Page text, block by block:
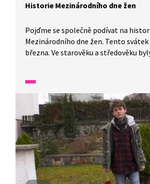
Historie Mezinárodního dne žen
Pojďme se společně podívat na
Mezinárodního dne žen. Tento svátek
března. Ve starověku a středověku
a techniky se společnost začala měnit.
v oblasti ženských práv urychlila
válka, protože ženy nahradily
ve spoustě rolí a dokázaly tak, že
schopné jako oni. I dnes je ale na
míst, kde se ženám jejich práv
za ženská práva je dobré si stále